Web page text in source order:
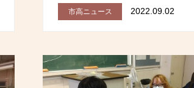
市高ニュース 2022.09.02